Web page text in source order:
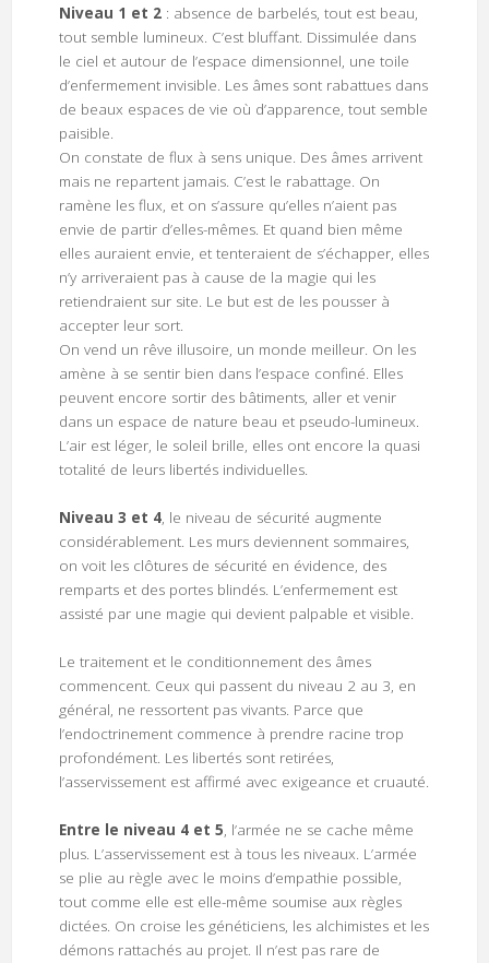
Niveau 1 et 2: absence de barbelés, tout est beau,
tout semble lumineux. C’est bluffant. Dissimulée dans
le ciel et autour de l’espace dimensionnel, une toile
d’enfermement invisible. Les âmes sont rabattues dans
de beaux espaces de vie où d’apparence, tout semble
paisible.
On constate de flux à sens unique. Des âmes arrivent
mais ne repartent jamais. C’est le rabattage. On
ramène les flux, et on s’assure qu’elles n’aient pas
envie de partir d’elles-mêmes. Et quand bien même
elles auraient envie, et tenteraient de s’échapper, elles
n’y arriveraient pas à cause de la magie qui les
retiendraient sur site. Le but est de les pousser à
accepter leur sort.
On vend un rêve illusoire, un monde meilleur. On les
amène à se sentir bien dans l’espace confiné. Elles
peuvent encore sortir des bâtiments, aller et venir
dans un espace de nature beau et pseudo-lumineux.
L’air est léger, le soleil brille, elles ont encore la quasi
totalité de leurs libertés individuelles.
Niveau 3 et 4, le niveau de sécurité augmente
considérablement. Les murs deviennent sommaires,
on voit les clôtures de sécurité en évidence, des
remparts et des portes blindés. L’enfermement est
assisté par une magie qui devient palpable et visible.
Le traitement et le conditionnement des âmes
commencent. Ceux qui passent du niveau 2 au 3, en
général, ne ressortent pas vivants. Parce que
l’endoctrinement commence à prendre racine trop
profondément. Les libertés sont retirées,
l’asservissement est affirmé avec exigeance et cruauté.
Entre le niveau 4 et 5, l’armée ne se cache même
plus. L’asservissement est à tous les niveaux. L’armée
se plie au règle avec le moins d’empathie possible,
tout comme elle est elle-même soumise aux règles
dictées. On croise les généticiens, les alchimistes et les
démons rattachés au projet. Il n’est pas rare de